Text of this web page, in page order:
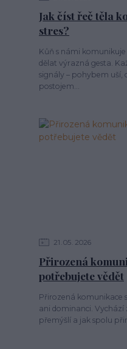
Jak číst řeč těla
stres?
Kůň s námi
dělat výrazná gesta.
signály – pohybem
postojem...
21 05 2026
Přirozená
potřebujete vědět
Přirozená komunikace
ani dominanci.
přemýšlí a jak spolu